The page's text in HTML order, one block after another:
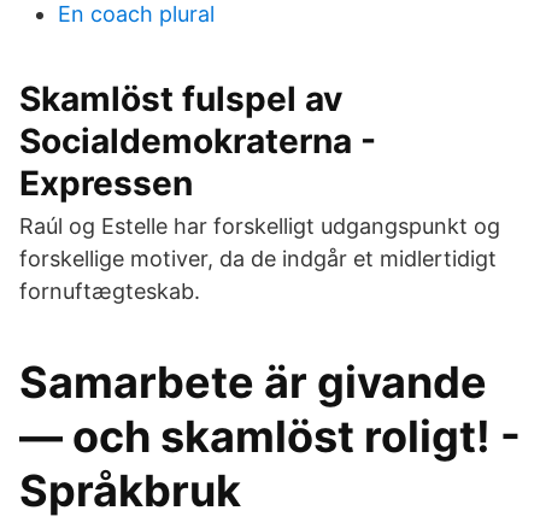
En coach plural
Skamlöst fulspel av
Socialdemokraterna -
Expressen
Raúl og Estelle har forskelligt udgangspunkt og
forskellige motiver, da de indgår et midlertidigt
fornuftægteskab.
Samarbete är givande
— och skamlöst roligt! -
Språkbruk